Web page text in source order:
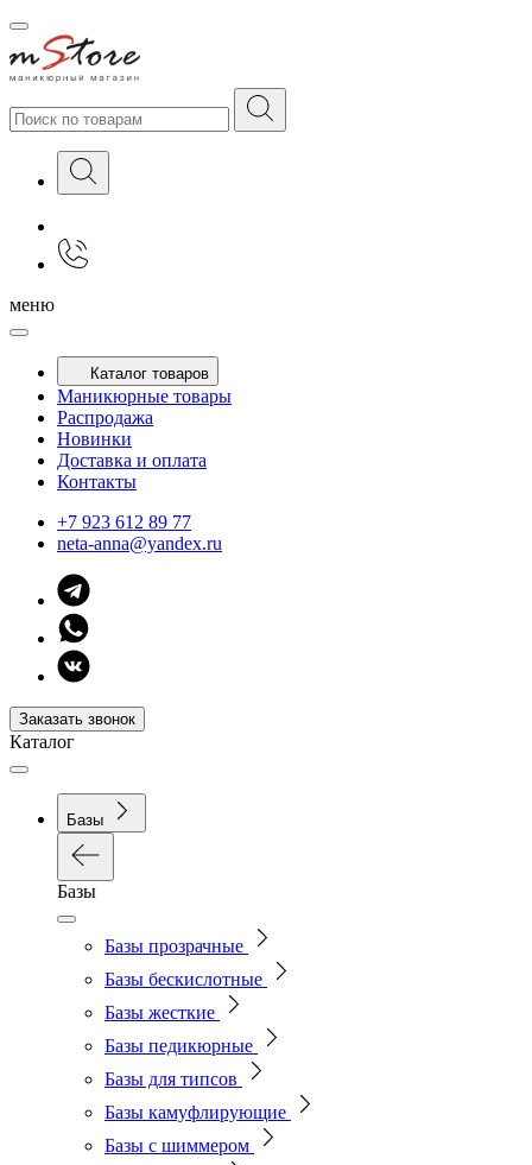
меню
Каталог товаров
Маникюрные товары
Распродажа
Новинки
Доставка и оплата
Контакты
+7 923 612 89 77
neta-anna@yandex.ru
Заказать звонок
Каталог
Базы
Базы
Базы прозрачные
Базы бескислотные
Базы жесткие
Базы педикюрные
Базы для типсов
Базы камуфлирующие
Базы с шиммером